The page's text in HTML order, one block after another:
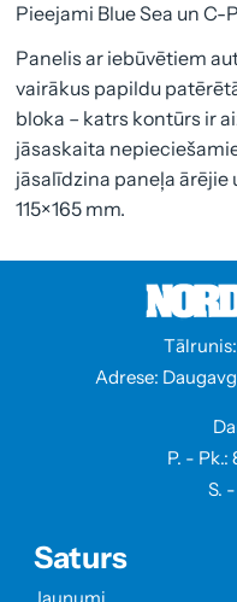
Pieejami Blue Sea un C-
Panelis ar iebūvētiem
vairākus papildu
bloka – katrs kontūrs ir
jāsaskaita
jāsalīdzina paneļa ārējie
115×165 mm.
Tālrunis:
Adrese:
P. -
S.
Saturs